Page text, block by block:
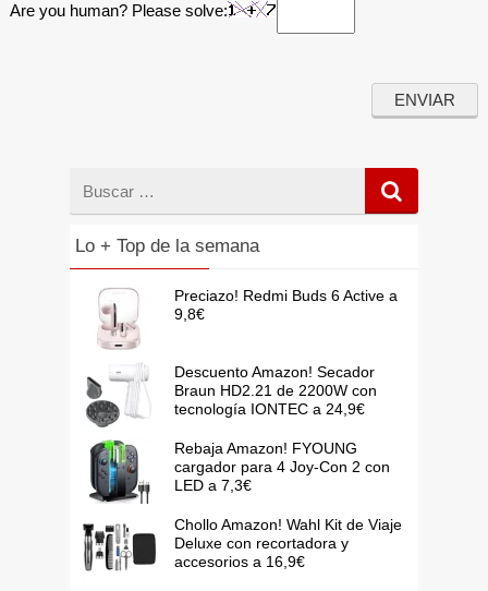
Are you human? Please solve:
por
Lo + Top de la semana
Preciazo! Redmi Buds 6 Active a
9,8€
Descuento Amazon! Secador
Braun HD2.21 de 2200W con
tecnología IONTEC a 24,9€
Rebaja Amazon! FYOUNG
cargador para 4 Joy-Con 2 con
LED a 7,3€
Chollo Amazon! Wahl Kit de Viaje
Deluxe con recortadora y
accesorios a 16,9€